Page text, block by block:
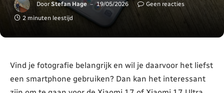
Door Stefan Hage 19/05/2026
Geen reacties
2 minuten leestijd
Vind je fotografie belangrijk en wil je daarvoor het liefst
een smartphone gebruiken? Dan kan het interessant